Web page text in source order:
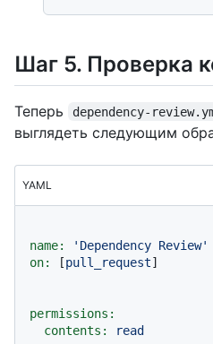
Шаг 5. Проверка
Теперь dependency-
выглядеть следующим
YAML
name:
'Dependency Review'
on:
[pull_request]
permissions:
contents:
read